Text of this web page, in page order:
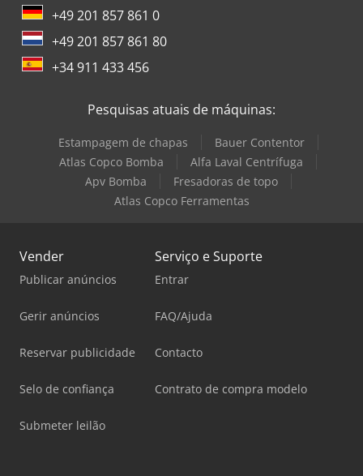
+49 201 857 861 0
+49 201 857 861 80
+34 911 433 456
Pesquisas atuais de máquinas:
Estampagem de chapas
Bauer Contentor
Atlas Copco Bomba
Alfa Laval Centrífuga
Apv Bomba
Fresadoras de topo
Atlas Copco Ferramentas
Vender
Publicar anúncios
Gerir anúncios
Reservar publicidade
Selo de confiança
Submeter leilão
Serviço e Suporte
Entrar
FAQ/Ajuda
Contacto
Contrato de compra modelo